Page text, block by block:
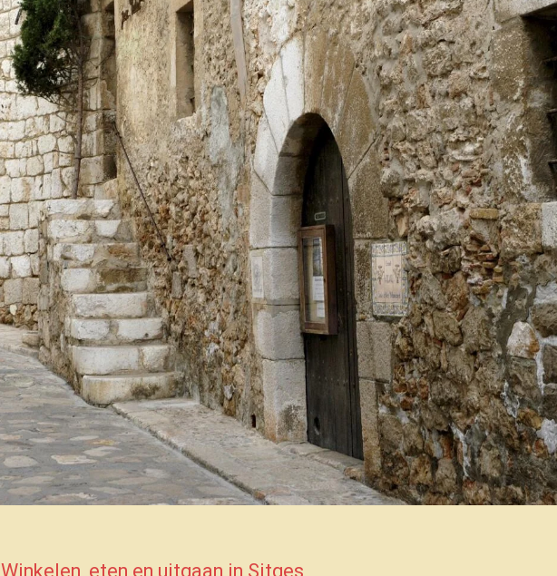
Winkelen, eten en uitgaan in Sitges